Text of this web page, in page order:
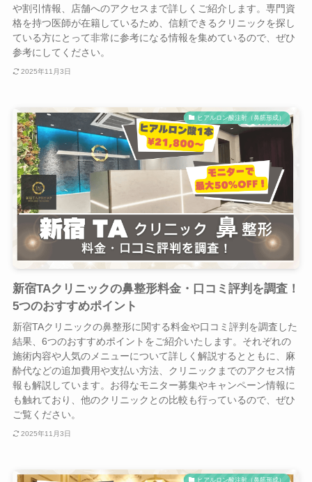
や割引情報、店舗へのアクセスまで詳しくご紹介します。専門資
格を持つ医師が在籍しているため、信頼できるクリニックを探し
ている方にとって非常に参考になる情報を集めているので、ぜひ
参考にしてください。
2025年11月3日
ヒアルロン酸注射（鼻筋形成）
新宿TAクリニックの鼻整形料金・口コミ評判を調査！
5つのおすすめポイント
新宿TAクリニックの鼻整形に関する料金や口コミ評判を調査した
結果、6つのおすすめポイントをご紹介いたします。それぞれの
施術内容や人気のメニューについて詳しく解説するとともに、麻
酔代などの追加費用や支払い方法、クリニックまでのアクセス情
報も解説しています。お得なモニター募集やキャンペーン情報に
も触れており、他のクリニックとの比較も行っているので、ぜひ
ご覧ください。
2025年11月3日
ヒアルロン酸注射（鼻筋形成）